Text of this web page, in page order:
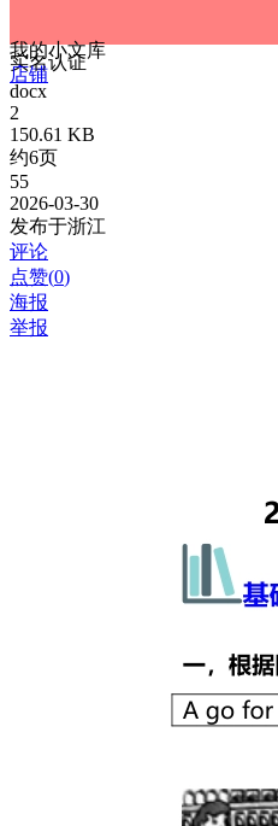
我的小文库
实名认证
店铺
docx
2
150.61 KB
约6页
55
2026-03-30
发布于浙江
评论
点赞(0)
海报
举报